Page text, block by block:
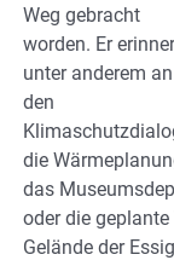
Weg gebracht
worden. Er
unter anderem an
den
die
das
oder die
Gelände der